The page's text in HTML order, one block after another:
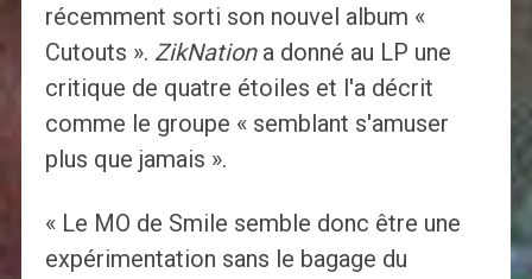
récemment sorti son nouvel album «
Cutouts ». ZikNationa donné au LP une
critique de quatre étoiles et l'a décrit
comme le groupe « semblant s'amuser
plus que jamais ».
« Le MO de Smile semble donc être une
expérimentation sans le bagage du